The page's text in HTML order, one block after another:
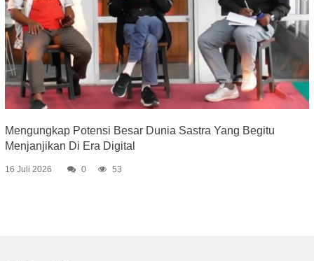
Mengungkap Potensi Besar Dunia Sastra Yang Begitu
Menjanjikan Di Era Digital
16 Juli 2026 0 53